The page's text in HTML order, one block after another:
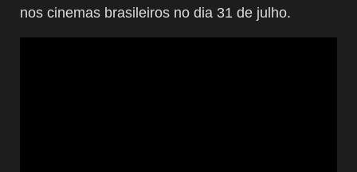
nos cinemas brasileiros no dia 31 de julho.